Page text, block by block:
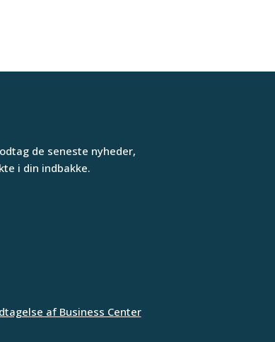
de seneste nyheder,
i din indbakke.
af Business Center